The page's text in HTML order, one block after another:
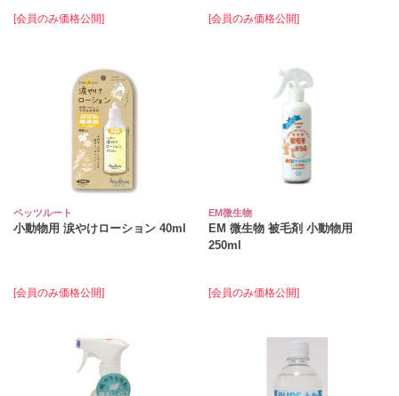
[会員のみ価格公開] [会員のみ価格公開]
ペッツルート
小動物用 涙やけローション 40ml
[会員のみ価格公開]
EM微生物
EM 微生物 被毛剤 小動物用
250ml
[会員のみ価格公開]